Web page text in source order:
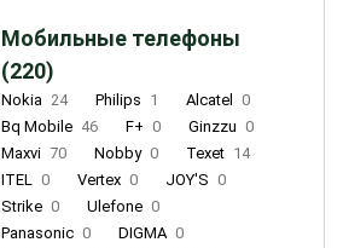
Мобильные телефоны
(220)
Nokia 24 Philips 1 Alcatel
0
Bq Mobile 46 F+ 0 Ginzzu 0
Maxvi 70 Nobby 0 Texet 14
ITEL 0 Vertex 0 JOY'S 0
Strike 0 Ulefone 0
Panasonic 0 DIGMA 0